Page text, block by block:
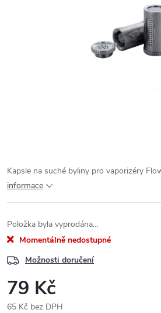
Kapsle na suché byliny pro vaporizéry
informace
Položka byla vyprodána…
Momentálně nedostupné
Možnosti doručení
79 Kč
65 Kč bez DPH